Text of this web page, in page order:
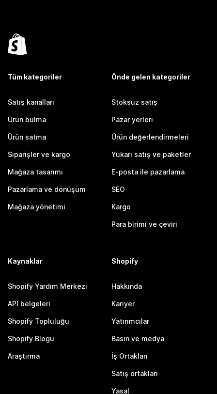
Tüm kategoriler
Satış kanalları
Ürün bulma
Ürün satma
Siparişler ve kargo
Mağaza tasarımı
Pazarlama ve dönüşüm
Mağaza yönetimi
Önde gelen kategoriler
Stoksuz satış
Pazar yerleri
Ürün değerlendirmeleri
Yukarı satış ve paketler
E-posta ile pazarlama
SEO
Kargo
Para birimi ve çeviri
Kaynaklar
Shopify Yardım Merkezi
API belgeleri
Shopify Topluluğu
Shopify Blogu
Araştırma
Shopify
Hakkında
Kariyer
Yatırımcılar
Basın ve medya
İş Ortakları
Satış ortakları
Yasal